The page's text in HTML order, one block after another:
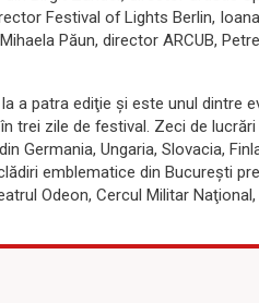
Festival of Lights Berlin,
Păun, director ARCUB,
a patra ediţie şi este unul dintre
trei zile de festival. Zeci de
Germania, Ungaria, Slovacia,
emblematice din Bucureşti
Odeon, Cercul Militar Naţional,